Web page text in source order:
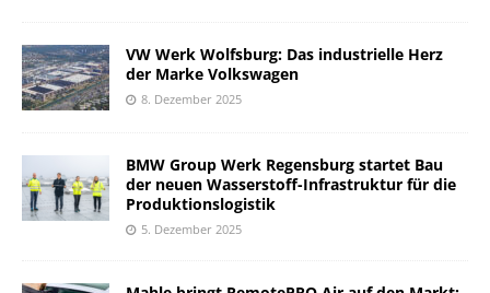
VW Werk Wolfsburg: Das industrielle Herz
der Marke Volkswagen
8. Dezember 2025
BMW Group Werk Regensburg startet Bau
der neuen Wasserstoff-Infrastruktur für die
Produktionslogistik
5. Dezember 2025